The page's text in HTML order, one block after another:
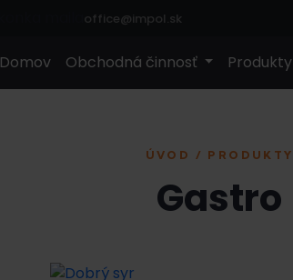
office@impol.sk
Domov Obchodná činnosť Produkty
ÚVOD / PRODUKTY
Gastro